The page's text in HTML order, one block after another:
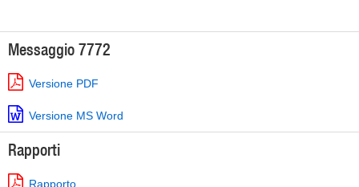
Messaggio 7772
Versione PDF
Versione MS Word
Rapporti
Rapporto